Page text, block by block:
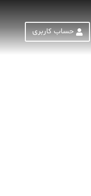
حساب کاربری